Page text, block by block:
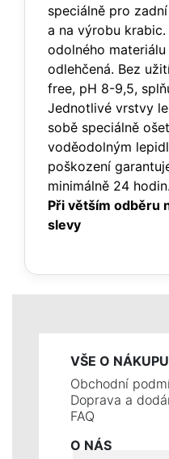
speciálně pro
a na výrobu
odolného
odlehčená. Bez
free, pH 8-9,5,
Jednotlivé vrstvy
sobě speciálně
voděodolným
poškození
minimálně 24 hodin.
Při větším odběru
slevy
VŠE O NÁKUPU
Obchodní
Doprava a
FAQ
O NÁS